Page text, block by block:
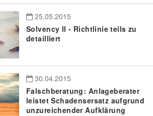
25.05.2015
Solvency II - Richtlinie teils zu
detailliert
30.04.2015
Falschberatung: Anlageberater
leistet Schadensersatz aufgrund
unzureichender Aufklärung